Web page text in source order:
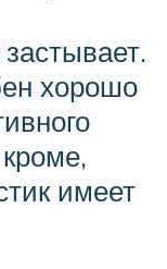
хорошо
имеет